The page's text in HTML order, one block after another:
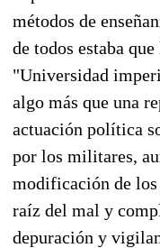
métodos de
de todos estaba
"Universidad
algo más que una
actuación política
por los militares,
modificación de
raíz del mal y
depuración y